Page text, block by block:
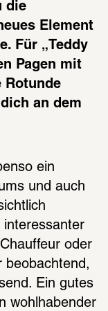
die
Element
Für „Teddy
Pagen mit
Rotunde
an dem
ein
und auch
interessanter
oder
beobachtend,
Ein gutes
wohlhabender